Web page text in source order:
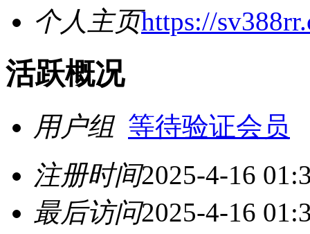
个人主页https://
活跃概况
用户组 等待验证会员
注册时间2025-4-16
最后访问2025-4-16